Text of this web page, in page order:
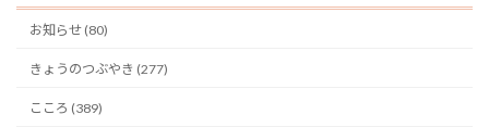
お知らせ (80)
きょうのつぶやき (277)
こころ (389)